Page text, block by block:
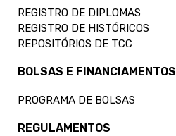
REGISTRO DE DIPLOMAS
REGISTRO DE HISTÓRICOS
REPOSITÓRIOS DE TCC
BOLSAS E FINANCIAMENTOS
PROGRAMA DE BOLSAS
REGULAMENTOS